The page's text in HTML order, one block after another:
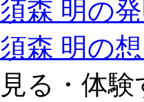
須森 明の
須森 明の
見る・体験